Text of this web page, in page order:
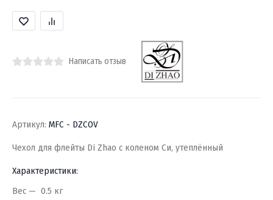
Написать отзыв
Артикул: MFC - DZCOV
Чехол для флейты Di Zhao с коленом Си, утеплённый
Характеристики:
Вес
0.5 кг